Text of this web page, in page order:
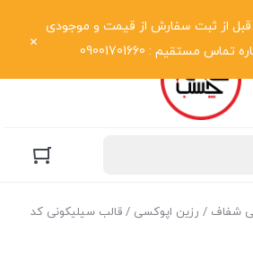
از ثبت سفارش از قیمت و موجودی
مستقیم : 09001701660
شفاف / رزین اپوکسی / قالب سیلیکونی کد